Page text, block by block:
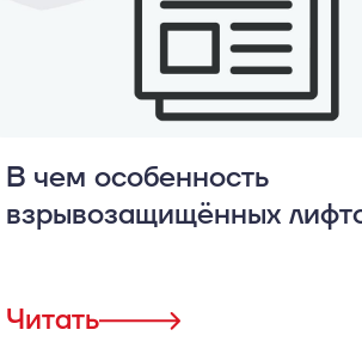
В чем особенность
взрывозащищённых
Читать